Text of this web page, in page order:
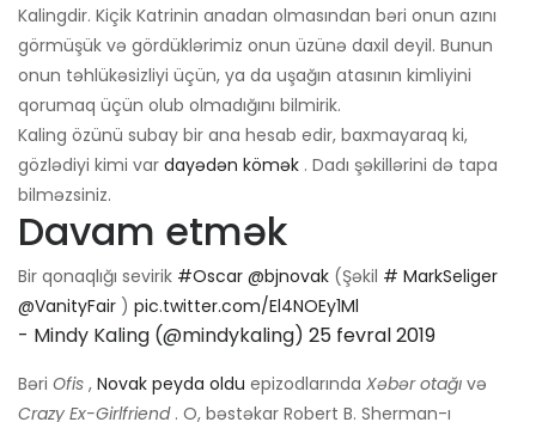
Kalingdir. Kiçik Katrinin anadan olmasından bəri onun azını
görmüşük və gördüklərimiz onun üzünə daxil deyil. Bunun
onun təhlükəsizliyi üçün, ya da uşağın atasının kimliyini
qorumaq üçün olub olmadığını bilmirik.
Kaling özünü subay bir ana hesab edir, baxmayaraq ki,
gözlədiyi kimi var dayədən kömək . Dadı şəkillərini də tapa
bilməzsiniz.
Davam etmək
Bir qonaqlığı sevirik #Oscar @bjnovak (Şəkil # MarkSeliger
@VanityFair ) pic.twitter.com/El4NOEy1Ml
- Mindy Kaling (@mindykaling) 25 fevral 2019
Bəri Ofis , Novak peyda oldu epizodlarında Xəbər otağı və
Crazy Ex-Girlfriend. O, bəstəkar Robert B. Sherman-ı